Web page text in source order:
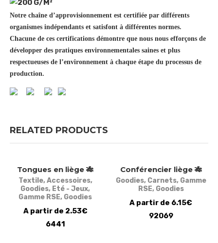
200 G/M²
Notre chaîne d’approvisionnement est certifiée par différents
organismes indépendants et satisfont à différentes normes.
Chacune de ces certifications démontre que nous nous efforçons de
développer des pratiques environnementales saines et plus
respectueuses de l’environnement à chaque étape du processus de
production.
RELATED PRODUCTS
Tongues en liège 🎋
Textile,Accessoires,
Goodies, Eté - Jeux,
Gamme RSE, Goodies
A partir de 2.53€
6441
Conférencier liège 🎋
Goodies, Carnets, Gamme
RSE, Goodies
A partir de 6.15€
92069